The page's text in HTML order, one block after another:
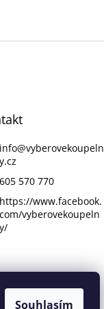
Souhlasím
info@vyberovekoupeln
y.cz
605 570 770
https://www.facebook.
com/vyberovekoupeln
y/